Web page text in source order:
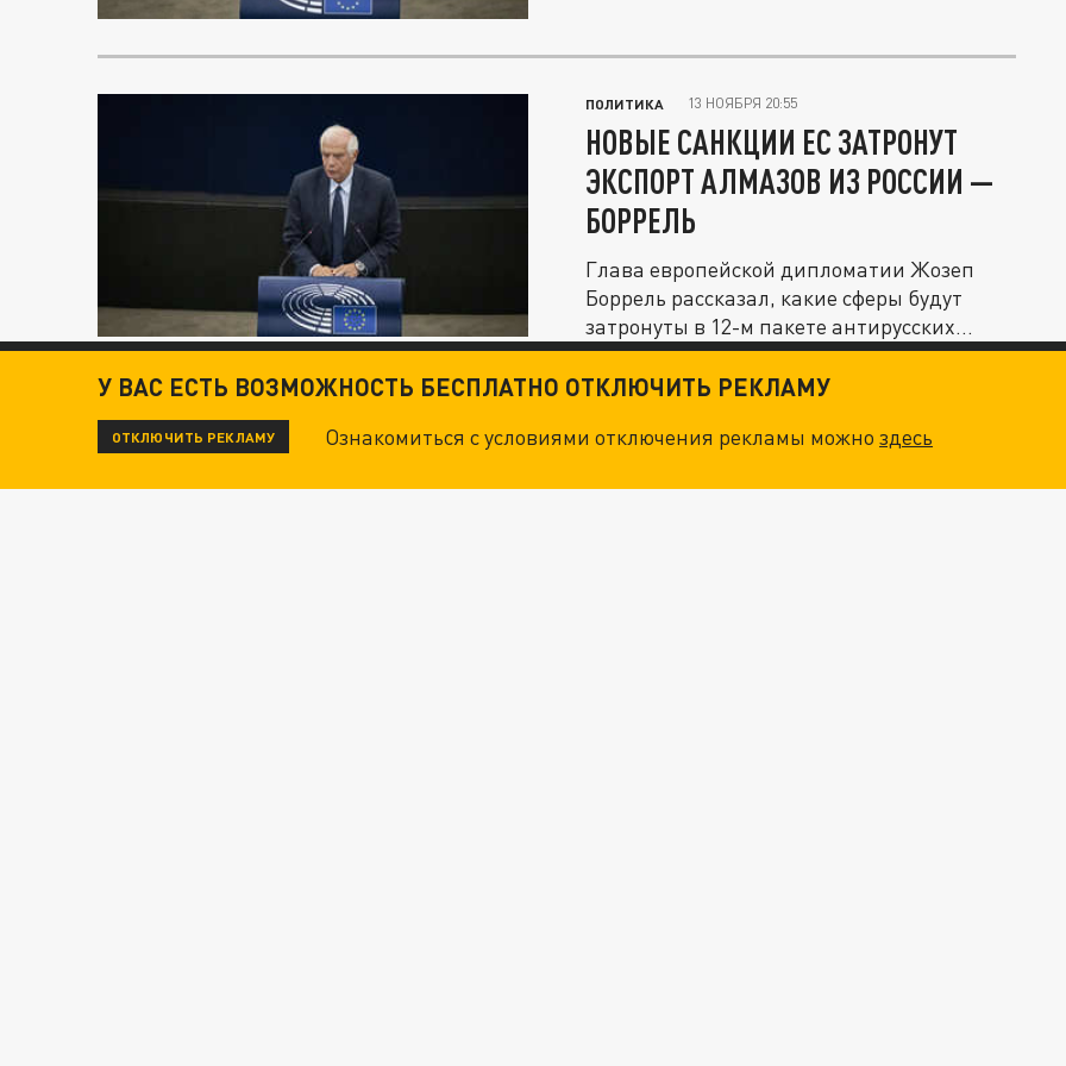
ПОЛИТИКА 13 НОЯБРЯ 20:55
НОВЫЕ САНКЦИИ ЕС ЗАТРОНУТ
ЭКСПОРТ АЛМАЗОВ ИЗ РОССИИ —
БОРРЕЛЬ
Глава европейской дипломатии Жозеп
Боррель рассказал, какие сферы будут
затронуты в 12-м пакете антирусских...
У ВАС ЕСТЬ ВОЗМОЖНОСТЬ БЕСПЛАТНО ОТКЛЮЧИТЬ РЕКЛАМУ
ОТКЛЮЧИТЬ РЕКЛАМУ Ознакомиться с условиями отключения рекламы можноздесь